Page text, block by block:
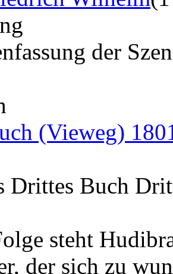
der
(Vieweg)
Drittes Buch
steht
der sich zu